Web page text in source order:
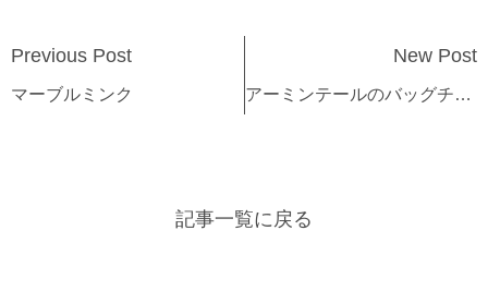
Previous Post
マーブルミンク
New Post
アーミンテールのバッグチャーム
記事一覧に戻る